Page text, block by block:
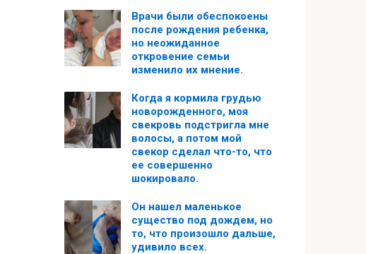
Врачи были обеспокоены
после рождения ребенка,
но неожиданное
откровение семьи
изменило их мнение.
Когда я кормила грудью
новорожденного, моя
свекровь подстригла мне
волосы, а потом мой
свекор сделал что-то, что
ее совершенно
шокировало.
Он нашел маленькое
существо под дождем, но
то, что произошло дальше,
удивило всех.